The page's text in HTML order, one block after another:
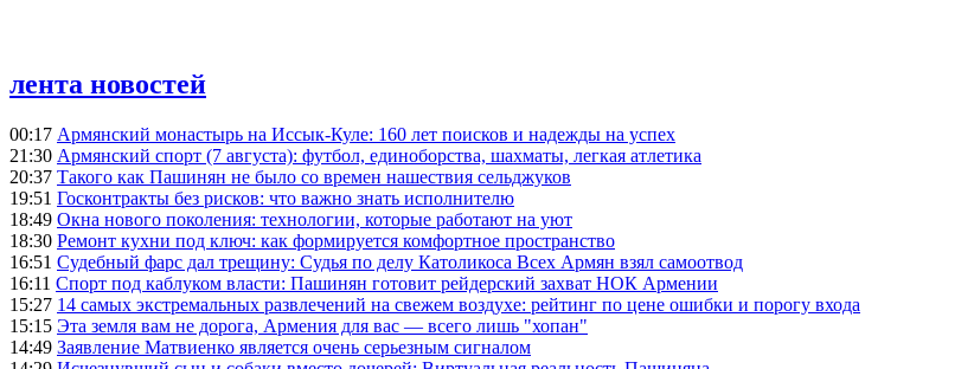
лента новостей
00:17 Армянский монастырь на Иссык-Куле: 160 лет поисков и надежды на успех
21:30 Армянский спорт (7 августа): футбол, единоборства, шахматы, легкая атлетика
20:37 Такого как Пашинян не было со времен нашествия сельджуков
19:51 Госконтракты без рисков: что важно знать исполнителю
18:49 Окна нового поколения: технологии, которые работают на уют
18:30 Ремонт кухни под ключ: как формируется комфортное пространство
16:51 Судебный фарс дал трещину: Судья по делу Католикоса Всех Армян взял самоотвод
16:11 Спорт под каблуком власти: Пашинян готовит рейдерский захват НОК Армении
15:27 14 самых экстремальных развлечений на свежем воздухе: рейтинг по цене ошибки и порогу входа
15:15 Эта земля вам не дорога, Армения для вас — всего лишь "хопан"
14:49 Заявление Матвиенко является очень серьезным сигналом